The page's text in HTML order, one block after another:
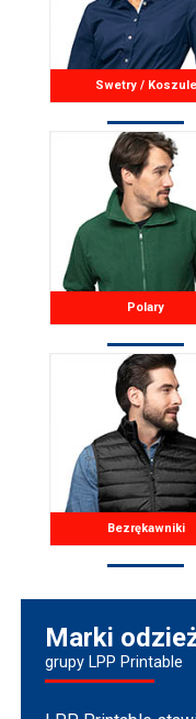
Swetry / Koszule
Polary
Bezrękawniki
Marki
grupy LPP Printable